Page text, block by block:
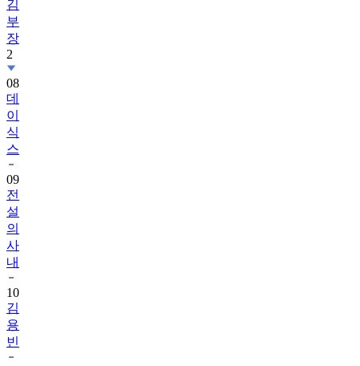
장
2
08
데
이
식
스
09
전
설
의
사
내
10
김
용
빈
11
한